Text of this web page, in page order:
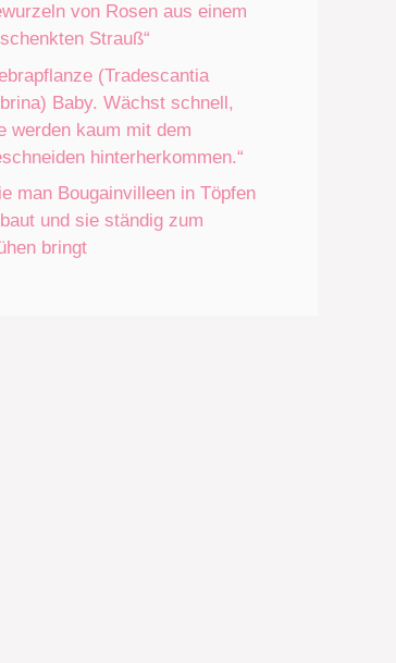
von Rosen aus einem
Strauß“
(Tradescantia
Baby. Wächst schnell,
werden kaum mit dem
hinterherkommen.“
man Bougainvilleen in Töpfen
und sie ständig zum
bringt